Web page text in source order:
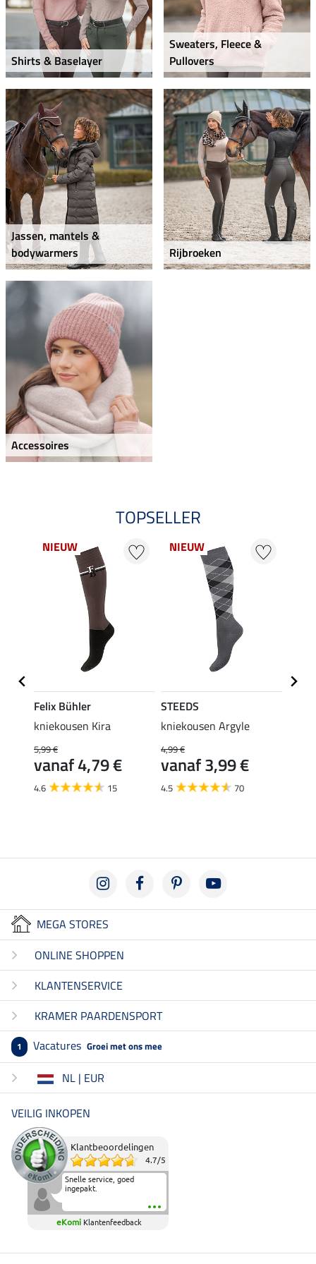
Shirts & Baselayer
Sweaters, Fleece &
Pullovers
Jassen, mantels &
bodywarmers
Rijbroeken
Accessoires
TOPSELLER
NIEUW
Felix Bühler
kniekousen Kira
5,99 €
vanaf 4,79 €
4.6 15
NIEUW
STEEDS
kniekousen Argyle
4,99 €
vanaf 3,99 €
4.5 70
MEGA STORES
ONLINE SHOPPEN
KLANTENSERVICE
KRAMER PAARDENSPORT
1 Vacatures Groei met ons mee
NL | EUR
VEILIG INKOPEN
Klantbeoordelingen
4.7/5
Snelle service, goed
ingepakt.
eKomi Klantenfeedback